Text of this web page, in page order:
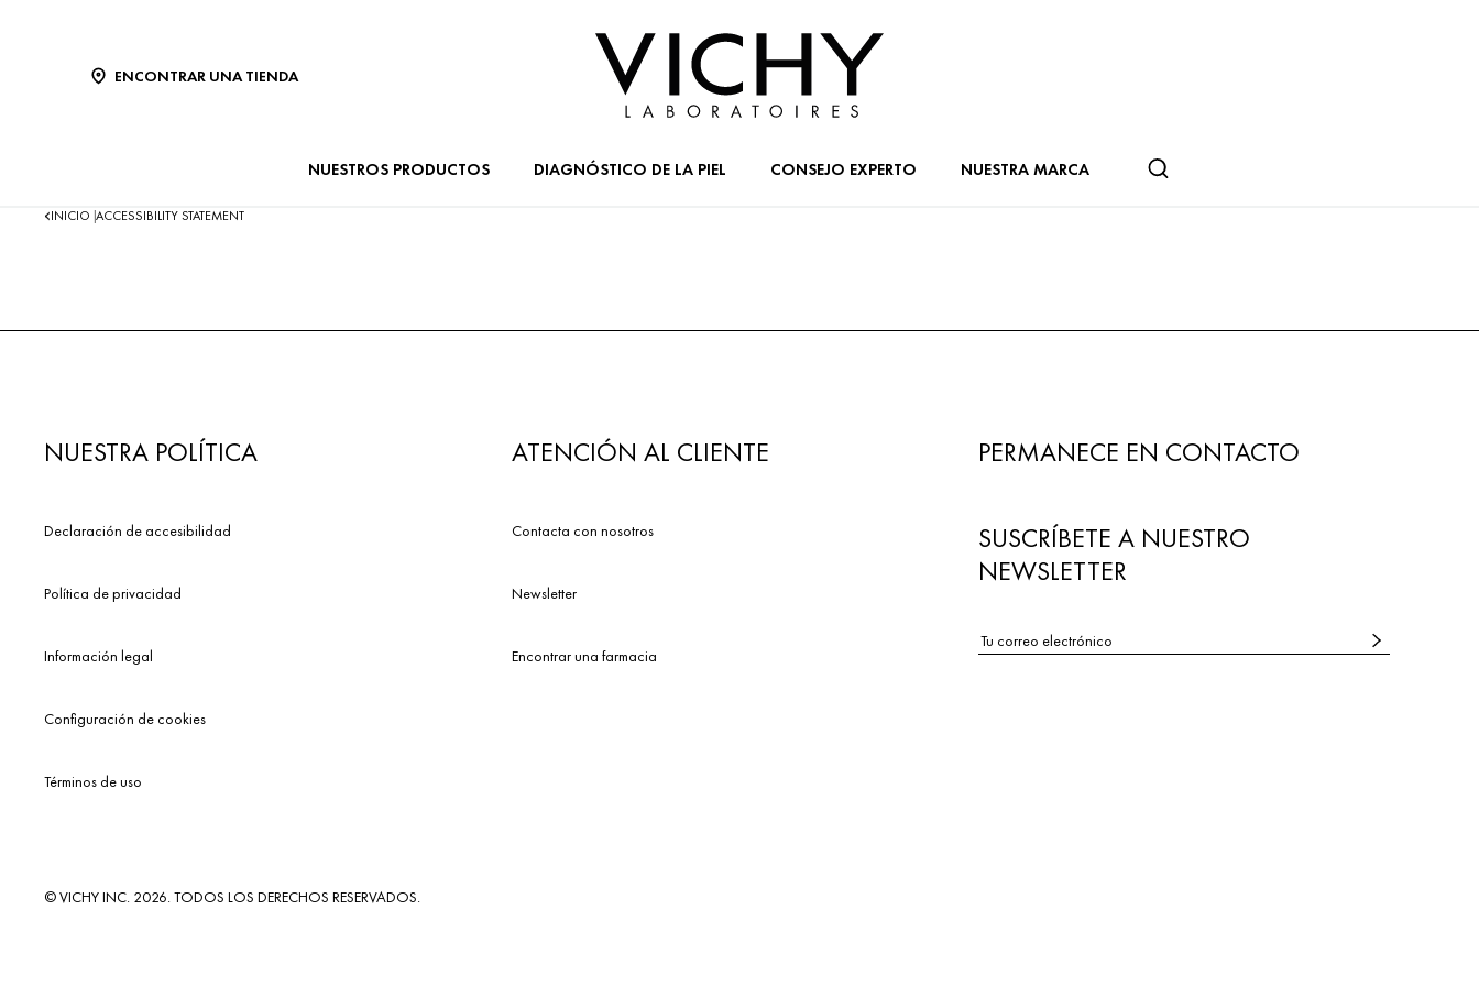
ENCONTRAR UNA TIENDA
NUESTROS PRODUCTOS DIAGNÓSTICO DE LA PIEL CONSEJO EXPERTO NUESTRA MARCA
INICIO ACCESSIBILITY STATEMENT
NUESTRA POLÍTICA
Declaración de accesibilidad
Política de privacidad
Información legal
Configuración de cookies
Términos de uso
ATENCIÓN AL CLIENTE
Contacta con nosotros
Newsletter
Encontrar una farmacia
PERMANECE EN CONTACTO
SUSCRÍBETE A NUESTRO
NEWSLETTER
© VICHY INC. 2026. TODOS LOS DERECHOS RESERVADOS.